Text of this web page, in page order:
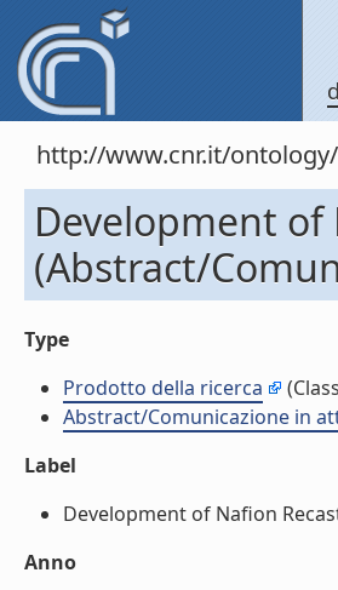
http://www.cnr.it/
Development of
(Abstract/
Type
Prodotto della ricerca
Abstract/Comunicazione in
Label
Development of Nafion
Anno